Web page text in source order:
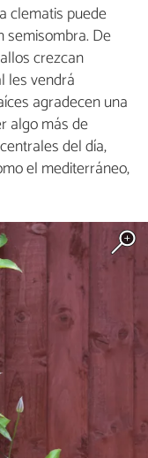
clematis puede
semisombra. De
crezcan
les vendrá
agradecen una
algo más de
del día,
el mediterráneo,